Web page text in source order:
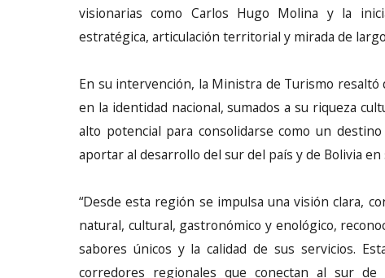
visionarias como Carlos Hugo Molina y la
estratégica, articulación territorial y mirada de
En su intervención, la Ministra de Turismo
en la identidad nacional, sumados a su riqueza
alto potencial para consolidarse como un
aportar al desarrollo del sur del país y de Bolivia en
“Desde esta región se impulsa una visión clara,
natural, cultural, gastronómico y enológico,
sabores únicos y la calidad de sus servicios.
corredores regionales que conectan al sur